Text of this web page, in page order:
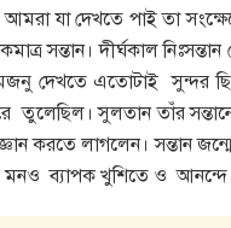
আমরা যা দেখতে পাই তা
সন্তান। দীর্ঘকাল
দেখতে এতোটাই সুন্দর
সুলতান তাঁর
করতে লাগলেন। সন্তান
মনও ব্যাপক খুশিতে ও আনন্দে